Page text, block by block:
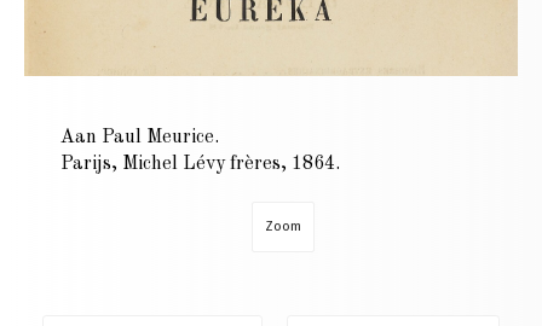
Aan Paul Meurice.
Parijs, Michel Lévy frères, 1864.
Zoom